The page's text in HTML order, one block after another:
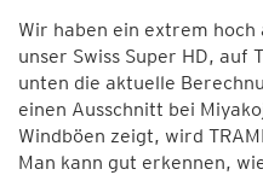
Wir haben ein extrem
unser Swiss Super HD, auf
unten die aktuelle
einen Ausschnitt bei
Windböen zeigt, wird
Man kann gut erkennen,